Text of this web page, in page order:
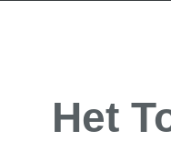
Het